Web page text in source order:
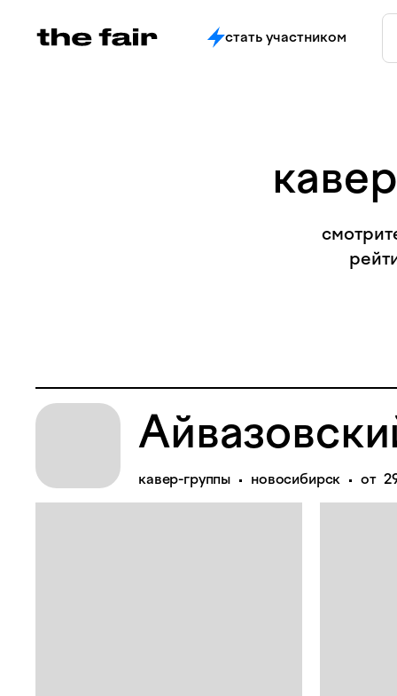
стать участником
кавер-группы новосибирск от